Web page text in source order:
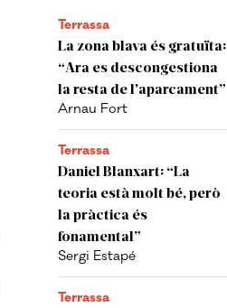
Terrassa
La zona blava és gratuïta:
“Ara es descongestiona
la resta de l'aparcament”
Arnau Fort
Terrassa
Daniel Blanxart: “La
teoria està molt bé, però
la pràctica és
fonamental”
Sergi Estapé
Terrassa